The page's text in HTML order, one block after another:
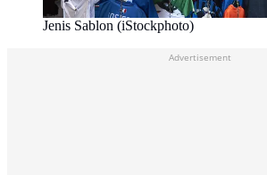
Jenis Sablon (iStockphoto)
Advertisement